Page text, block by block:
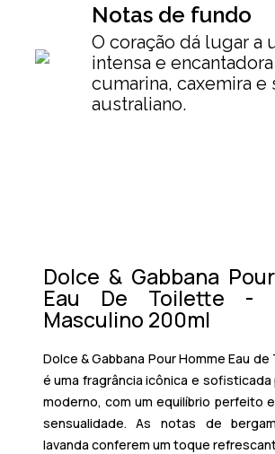
Notas de fundo
O coração dá lugar a
intensa e
cumarina, caxemira e
australiano.
Dolce & Gabbana
Eau De Toilette -
Masculino 200ml
Dolce & Gabbana Pour Homme Eau
é uma fragrância icônica e sofisticada
moderno, com um equilíbrio perfeito
sensualidade. As notas de
lavanda conferem um toque